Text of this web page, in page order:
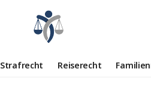
Strafrecht Reiserecht